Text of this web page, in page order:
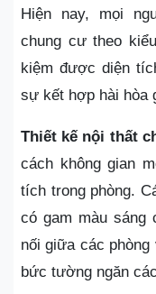
Hiện nay, mọi
chung cư theo
kiệm được diện
sự kết hợp hài hòa
Thiết kế nội thất
cách không gian
tích trong phòng.
có gam màu sáng
nối giữa các
bức tường ngăn